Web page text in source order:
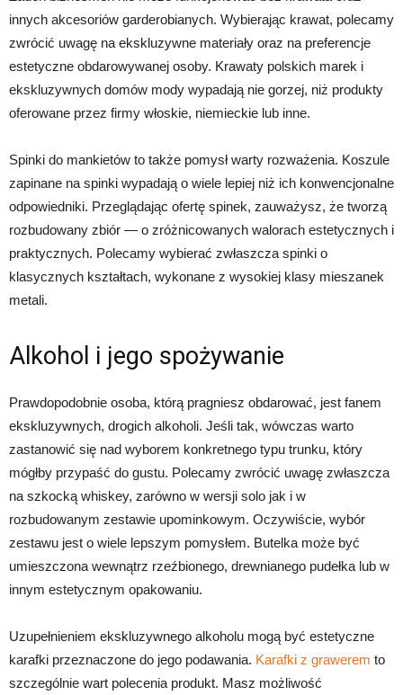
innych akcesoriów garderobianych. Wybierając krawat, polecamy
zwrócić uwagę na ekskluzywne materiały oraz na preferencje
estetyczne obdarowywanej osoby. Krawaty polskich marek i
ekskluzywnych domów mody wypadają nie gorzej, niż produkty
oferowane przez firmy włoskie, niemieckie lub inne.
Spinki do mankietów to także pomysł warty rozważenia. Koszule
zapinane na spinki wypadają o wiele lepiej niż ich konwencjonalne
odpowiedniki. Przeglądając ofertę spinek, zauważysz, że tworzą
rozbudowany zbiór — o zróżnicowanych walorach estetycznych i
praktycznych. Polecamy wybierać zwłaszcza spinki o
klasycznych kształtach, wykonane z wysokiej klasy mieszanek
metali.
Alkohol i jego spożywanie
Prawdopodobnie osoba, którą pragniesz obdarować, jest fanem
ekskluzywnych, drogich alkoholi. Jeśli tak, wówczas warto
zastanowić się nad wyborem konkretnego typu trunku, który
mógłby przypaść do gustu. Polecamy zwrócić uwagę zwłaszcza
na szkocką whiskey, zarówno w wersji solo jak i w
rozbudowanym zestawie upominkowym. Oczywiście, wybór
zestawu jest o wiele lepszym pomysłem. Butelka może być
umieszczona wewnątrz rzeźbionego, drewnianego pudełka lub w
innym estetycznym opakowaniu.
Uzupełnieniem ekskluzywnego alkoholu mogą być estetyczne
karafki przeznaczone do jego podawania. Karafki z grawerem to
szczególnie wart polecenia produkt. Masz możliwość